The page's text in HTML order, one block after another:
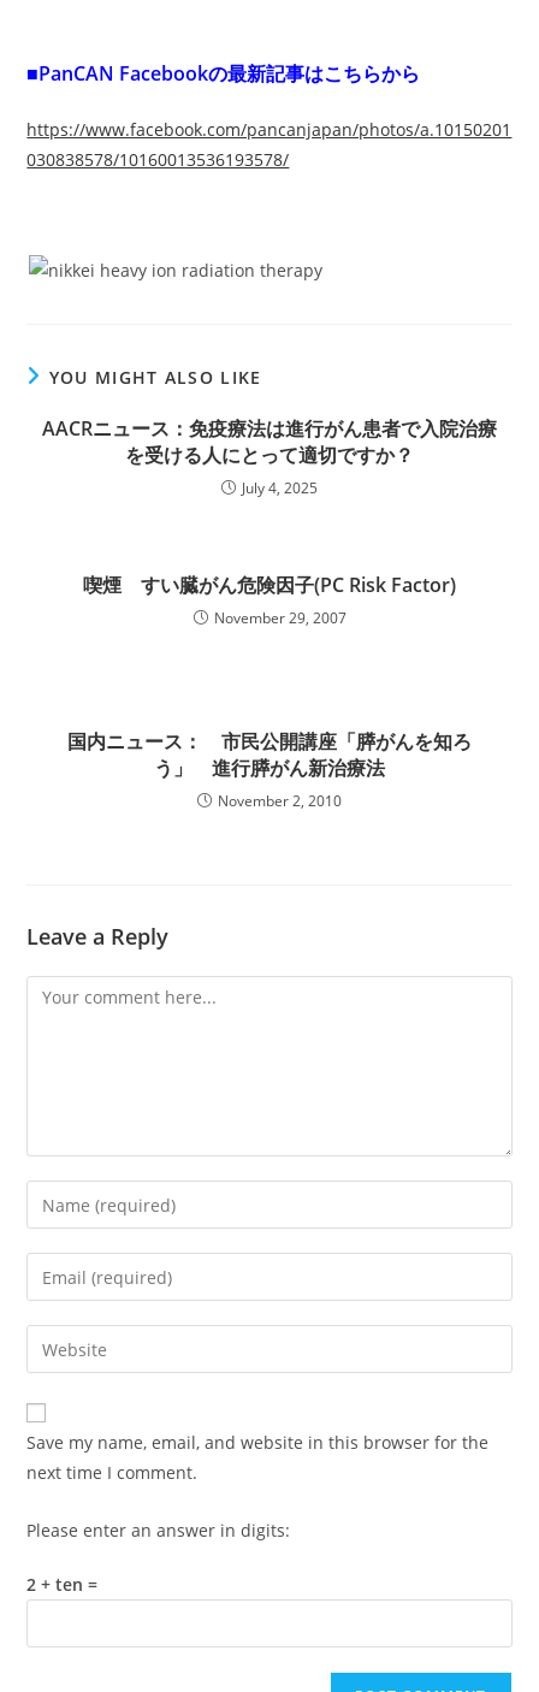
■PanCAN Facebookの最新記事はこちらから
https://www.facebook.com/pancanjapan/photos/a.10150201
030838578/10160013536193578/
YOU MIGHT ALSO LIKE
AACRニュース：免疫療法は進行がん患者で入院治療
を受ける人にとって適切ですか？
July 4, 2025
喫煙 すい臓がん危険因子(PC Risk Factor)
November 29, 2007
国内ニュース： 市民公開講座「膵がんを知ろ
う」 進行膵がん新治療法
November 2, 2010
Leave a Reply
Comment
Enter
your
name
comment
Enter
your
email
address
comment
Enter
your
website
URL
(optional)
Save my name, email, and website in this browser for the
next time I comment.
Please enter an answer in digits:
2 + ten =